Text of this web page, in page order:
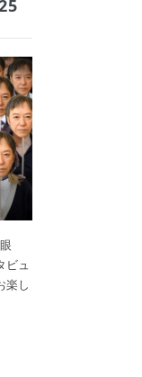
ビュ
楽し